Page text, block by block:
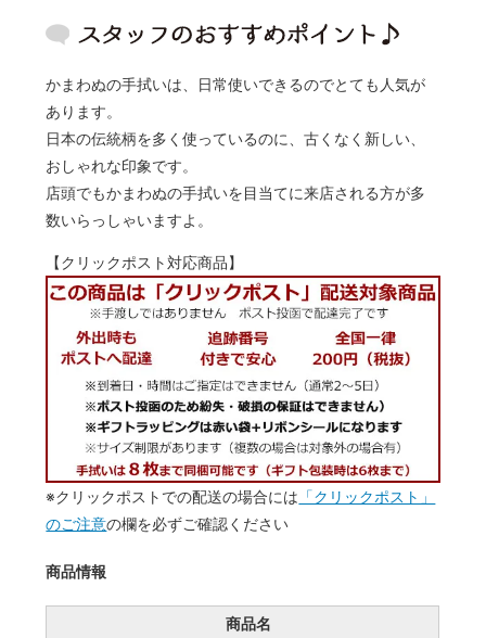
かまわぬの手拭いは、日常使いできるのでとても人気が
あります。
日本の伝統柄を多く使っているのに、古くなく新しい、
おしゃれな印象です。
店頭でもかまわぬの手拭いを目当てに来店される方が多
数いらっしゃいますよ。
【クリックポスト対応商品】
※クリックポストでの配送の場合には 「クリックポスト」
のご注意の欄を必ずご確認ください
商品情報
商品名